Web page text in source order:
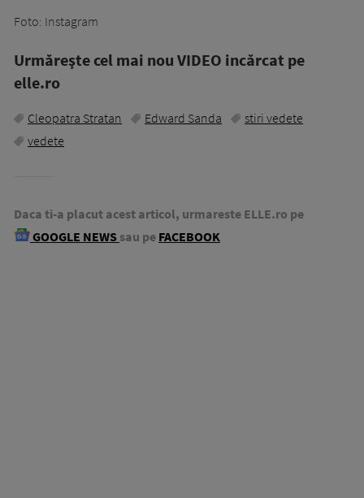
Foto: Instagram
Urmăreşte cel mai nou VIDEO incărcat pe
elle.ro
Cleopatra Stratan Edward Sanda
stiri vedete
vedete
Daca ti-a placut acest articol, urmareste ELLE.ro pe
GOOGLE NEWS sau pe FACEBOOK